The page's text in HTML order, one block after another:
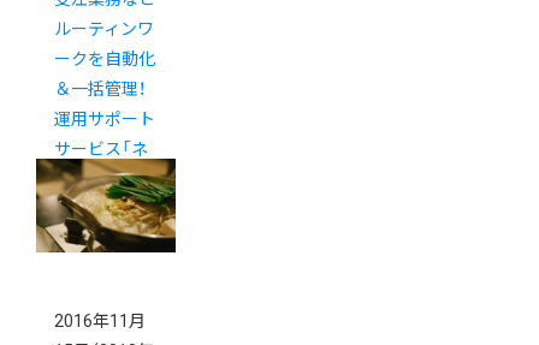
ルーティンワ
ークを自動化
＆一括管理！
運用サポート
サービス「ネ
クストエンジ
ン」のご案内
2016年11月